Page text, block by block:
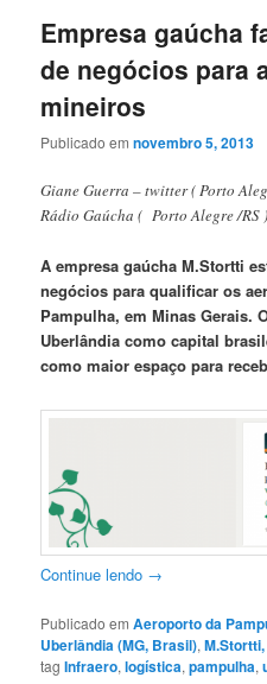
Empresa gaúcha
de negócios para
mineiros
Publicado emnovembro 5, 2013
Giane Guerra – twitter ( Porto
Rádio Gaúcha ( Porto Alegre /RS
A empresa gaúcha M.Stortti
negócios para qualificar os
Pampulha, em Minas Gerais.
Uberlândia como capital
como maior espaço para
Continue lendo →
Publicado em Aeroporto da
Uberlândia (MG, Brasil),
tagInfraero,logística,pampulha,